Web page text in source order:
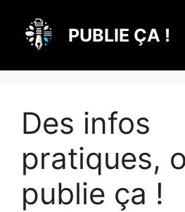
contenu
PUBLIE ÇA !
Des infos
pratiques,
publie ça !